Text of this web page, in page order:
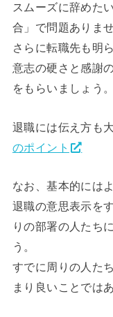
スムーズに辞めた
合」で問題ありませ
さらに転職先も明
意志の硬さと感謝
をもらいましょう。
退職には伝え方も
のポイント
なお、基本的には
退職の意思表示を
りの部署の人たち
う。
すでに周りの人た
まり良いことでは